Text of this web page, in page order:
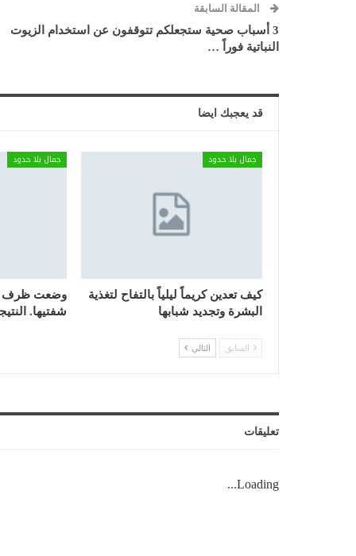
المقالة السابقة
3 أسباب صحية ستجعلكم تتوقفون عن استخدام الزيوت
النباتية فوراً …
قد يعجبك ايضا
جمال بلا حدود
كيف تعدين كريماً ليلياً بالتفاح لتغذية
البشرة وتجديد شبابها
جمال بلا حدود
وضعت ظرف
شفتيها.
السابق التالي
تعليقات
Loading...